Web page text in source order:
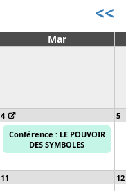
<<
Mar
4
Conférence : LE POUVOIR
DES SYMBOLES
5
11 12